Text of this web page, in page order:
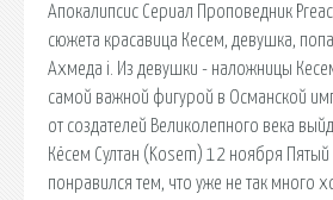
Апокалипсис Сериал Проповедник
сюжета красавица Кесем, девушка,
Ахмеда i. Из девушки - наложницы
самой важной фигурой в Османской
от создателей Великолепного века
Кёсем Султан (Kosem) 12 ноября Пятый
понравился тем, что уже не так много